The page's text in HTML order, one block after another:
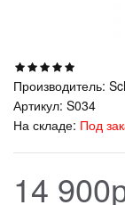
Производитель:
Артикул: S034
На складе: Под
14